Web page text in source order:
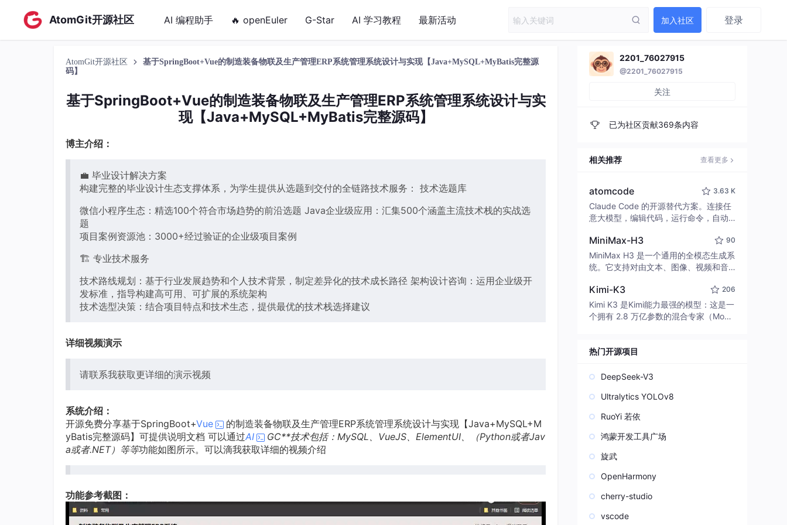
AtomGit开源社区 AI 编程助手 🔥 openEuler G-Star AI 学习教程 最新活动 加入社区 登录
AtomGit开源社区
基于SpringBoot+Vue的制造装备物联及生产管理ERP系统管理系统设计与实现【Java+MySQL+MyBatis完整源
码】
基于SpringBoot+Vue的制造装备物联及生产管理ERP系统管理系统设计与实
现【Java+MySQL+MyBatis完整源码】
博主介绍：
💼 毕业设计解决方案
构建完整的毕业设计生态支撑体系，为学生提供从选题到交付的全链路技术服务： 技术选题库
微信小程序生态：精选100个符合市场趋势的前沿选题 Java企业级应用：汇集500个涵盖主流技术栈的实战选
题
项目案例资源池：3000+经过验证的企业级项目案例
🏗️ 专业技术服务
技术路线规划：基于行业发展趋势和个人技术背景，制定差异化的技术成长路径 架构设计咨询：运用企业级开
发标准，指导构建高可用、可扩展的系统架构
技术选型决策：结合项目特点和技术生态，提供最优的技术栈选择建议
详细视频演示
请联系我获取更详细的演示视频
系统介绍：
开源免费分享基于SpringBoot+Vue
的制造装备物联及生产管理ERP系统管理系统设计与实现【Java+MySQL+M
yBatis完整源码】可提供说明文档 可以通过AI
GC**技术包括：MySQL、VueJS、ElementUI、（Python或者Jav
a或者.NET）等等功能如图所示。可以滴我获取详细的视频介绍
功能参考截图：
2201_76027915
@2201_76027915
关注
已为社区贡献369条内容
相关推荐 查看更多
atomcode 3.63 K
Claude Code 的开源替代方案。连接任
意大模型，编辑代码，运行命令，自动
致性能。 ｜ An open-source alternativ
e to Claude Code. Connect any LLM,
edit code, run commands, and verify
MiniMax-H3 90
MiniMax H3 是一个通用的全模态生成系
统。它支持对由文本、图像、视频和音
并能生成分辨率高达 2K、时长可达 15
秒的带原生立体声音频的视频。得益于
面向任务泛化的系统设计，H3 在预训练
模态指令。
Kimi-K3 206
Kimi K3 是Kimi能力最强的模型：这是一
个拥有 2.8 万亿参数的混合专家（Mo
热门开源项目
DeepSeek-V3
Ultralytics YOLOv8
RuoYi 若依
鸿蒙开发工具广场
旋武
OpenHarmony
cherry-studio
vscode